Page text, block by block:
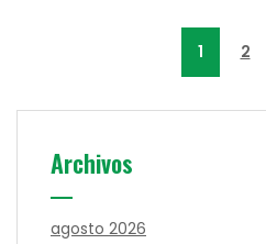
1 2
Archivos
agosto 2026